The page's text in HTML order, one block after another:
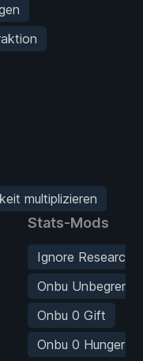
multiplizieren
Stats-Mods
Ignore Research
Onbu
Onbu 0 Gift
Onbu 0 Hunger